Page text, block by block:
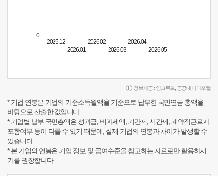
2025.12
2026.01
2026.02
2026.03
2026.04
2026.05
0
정보제공 : 인크루트 공공데이터포털
* 기업 연봉은 기업의 기준소득월액을 기준으로 납부한 국민연금 총액을
바탕으로 산출한 값입니다.
* 기업별 납부 국민총액은 성과급, 비과세액, 기간제, 시간제, 계약직근로자
포함여부 등이 다를 수 있기 때문에, 실제 기업의 연봉과 차이가 발생할 수
있습니다.
* 본 기업의 연봉은 기업 정보 및 급여수준을 참고하는 자료로만 활용하시
기를 권장합니다.